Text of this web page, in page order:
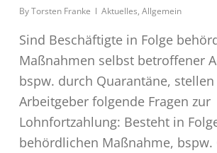
ByTorsten Franke Aktuelles, Allgemein
Sind Beschäftigte in Folge
Maßnahmen selbst betroffener
bspw. durch Quarantäne,
Arbeitgeber folgende Fragen zur
Lohnfortzahlung: Besteht in
behördlichen Maßnahme, bspw.